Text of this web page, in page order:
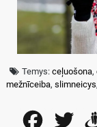
Temys:ceļuošona,
mežnīceiba, slimneicys,
Facebook